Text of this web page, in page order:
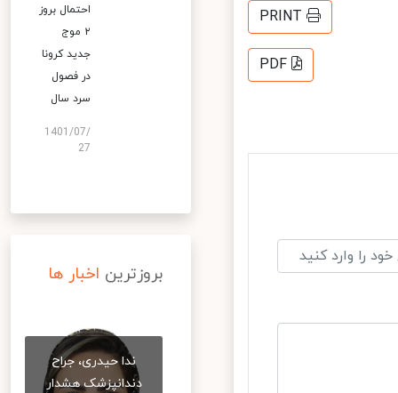
PRINT
PDF
احتمال بروز
۲ موج
جدید کرونا
در فصول
سرد سال
1401/07/
27
بروزترین اخبار ها
ندا حیدری، جراح
دندانپزشک هشدار